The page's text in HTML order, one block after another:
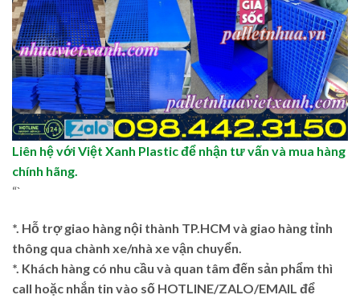
Liên hệ với Việt Xanh Plastic để nhận tư vấn và mua hàng
chính hãng.
“`
*. Hỗ trợ giao hàng nội thành TP.HCM và giao hàng tỉnh
thông qua chành xe/nhà xe vận chuyển.
*. Khách hàng có nhu cầu và quan tâm đến sản phẩm thì
call hoặc nhắn tin vào số HOTLINE/ZALO/EMAIL để